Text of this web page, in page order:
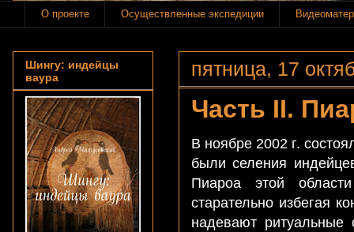
О проекте Осуществленные экспедиции
пятница, 17
Часть II.
В ноябре 2002 г.
были селения
Пиароа этой
старательно избегая
надевают
Шингу: индейцы
ваура